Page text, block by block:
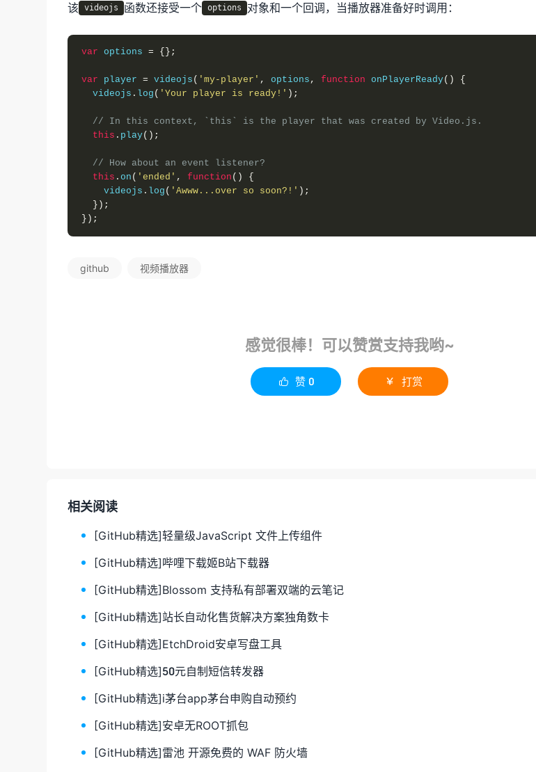
该 videojs 函数还接受一个 options 对象和一个回调，当播放器准备好时调用：
var options = {};
var player = videojs ( 'my-player' , options , function onPlayerReady()
{
  videojs
. log ( 'Your player is ready!' );
// In this context, `this` is the player that was created by Video.js.
this . play();
// How about an event listener?
this . on ( 'ended' , function ()
{
    videojs
. log ( 'Awww...over so soon?!' );
});
});
github 视频播放器
感觉很棒！可以赞赏支持我哟~
 赞 0  打赏
相关阅读
[GitHub精选]轻量级JavaScript 文件上传组件
[GitHub精选]哔哩下载姬B站下载器
[GitHub精选]Blossom 支持私有部署双端的云笔记
[GitHub精选]站长自动化售货解决方案独角数卡
[GitHub精选]EtchDroid安卓写盘工具
[GitHub精选]50元自制短信转发器
[GitHub精选]i茅台app茅台申购自动预约
[GitHub精选]安卓无ROOT抓包
[GitHub精选]雷池 开源免费的 WAF 防火墙